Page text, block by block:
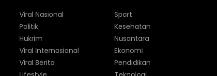
Viral Nasional
Politik
Hukrim
Viral Internasional
Viral Berita
Sport
Kesehatan
Nusantara
Ekonomi
Pendidikan